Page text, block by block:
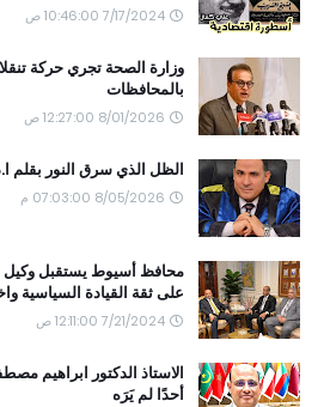
7/17/2024 10:46:00 ص
وزارة الصحة تجري حركة
بالمحافظات
8/01/2026 12:27:00 ص
الظل الذي سرق النور بقلم
8/05/2026 07:03:00 م
محافظ أسيوط يستقبل وكيل
على ثقة القيادة السياسية
7/21/2024 12:11:00 ص
الاستاذ الدكتور ابراهيم
أحدًا لم يَرَه